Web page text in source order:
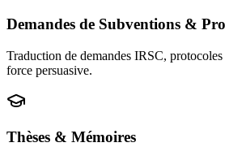
Demandes de Subventions &
Traduction de demandes IRSC,
force persuasive.
Thèses & Mémoires